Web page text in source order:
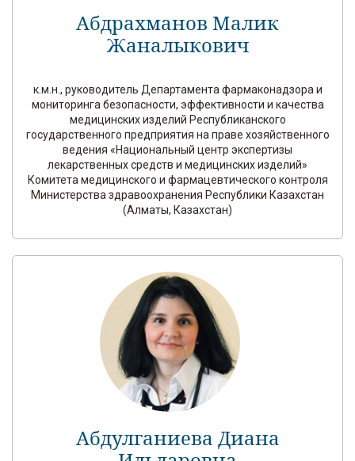
Абдрахманов Малик
Жаналыкович
к.м.н., руководитель Департамента фармаконадзора и
мониторинга безопасности, эффективности и качества
медицинских изделий Республиканского
государственного предприятия на праве хозяйственного
ведения «Национальный центр экспертизы
лекарственных средств и медицинских изделий»
Комитета медицинского и фармацевтического контроля
Министерства здравоохранения Республики Казахстан
(Алматы, Казахстан)
Абдулганиева Диана